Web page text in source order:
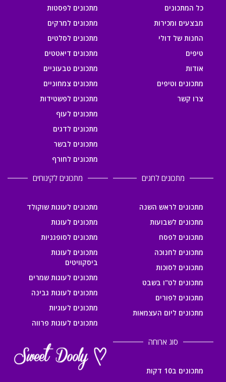
כל המתכונים
מבצעים ומכירות
החנות של דולי
טיפים
אודות
מתכונים וטיפים
צרו קשר
מתכונים לפסטות
מתכונים למרקים
מתכונים לסלטים
מתכונים דיאטטים
מתכונים טבעוניים
מתכונים צמחוניים
מתכונים לפשטידות
מתכונים לעוף
מתכונים לדגים
מתכונים לבשר
מתכונים לחורף
מתכונים לחגים
מתכונים לראש השנה
מתכונים לשבועות
מתכונים לפסח
מתכונים לחנוכה
מתכונים לסוכות
מתכונים לט"ו בשבט
מתכונים לפורים
מתכונים ליום העצמאות
מתכונים לקינוחים
מתכונים לעוגות שוקולד
מתכונים לעוגות
מתכונים לסופגניות
מתכונים לעוגות
ביסקוויטים
מתכונים לעוגות שמרים
מתכונים לעוגות גבינה
מתכונים לעוגיות
מתכונים לעוגות פרווה
סוג ארוחה
מתכונים ב10 דקות